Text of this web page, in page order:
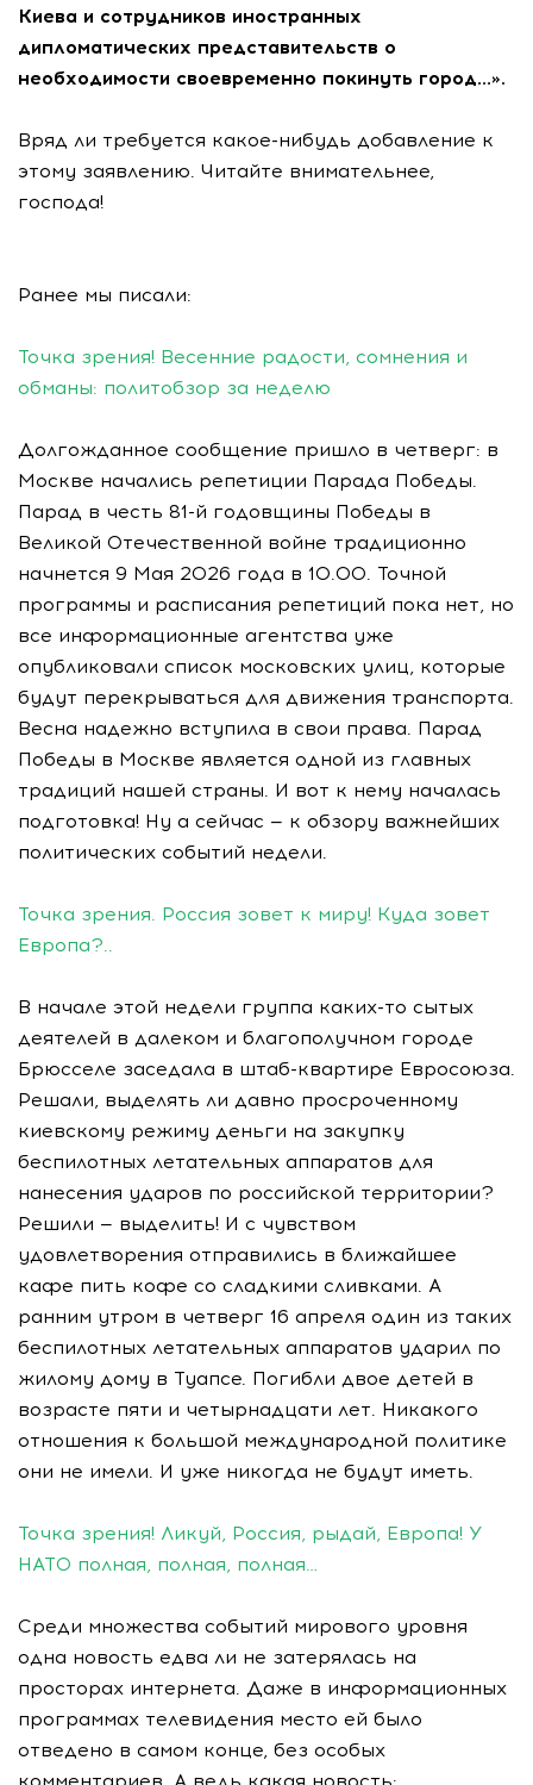
Киева и сотрудников иностранных
дипломатических представительств о
необходимости своевременно покинуть город…».
Вряд ли требуется какое-нибудь добавление к
этому заявлению. Читайте внимательнее,
господа!
Ранее мы писали:
Точка зрения! Весенние радости, сомнения и
обманы: политобзор за неделю
Долгожданное сообщение пришло в четверг: в
Москве начались репетиции Парада Победы.
Парад в честь 81-й годовщины Победы в
Великой Отечественной войне традиционно
начнется 9 Мая 2026 года в 10.00. Точной
программы и расписания репетиций пока нет, но
все информационные агентства уже
опубликовали список московских улиц, которые
будут перекрываться для движения транспорта.
Весна надежно вступила в свои права. Парад
Победы в Москве является одной из главных
традиций нашей страны. И вот к нему началась
подготовка! Ну а сейчас — к обзору важнейших
политических событий недели.
Точка зрения. Россия зовет к миру! Куда зовет
Европа?..
В начале этой недели группа каких-то сытых
деятелей в далеком и благополучном городе
Брюсселе заседала в штаб-квартире Евросоюза.
Решали, выделять ли давно просроченному
киевскому режиму деньги на закупку
беспилотных летательных аппаратов для
нанесения ударов по российской территории?
Решили — выделить! И с чувством
удовлетворения отправились в ближайшее
кафе пить кофе со сладкими сливками. А
ранним утром в четверг 16 апреля один из таких
беспилотных летательных аппаратов ударил по
жилому дому в Туапсе. Погибли двое детей в
возрасте пяти и четырнадцати лет. Никакого
отношения к большой международной политике
они не имели. И уже никогда не будут иметь.
Точка зрения! Ликуй, Россия, рыдай, Европа! У
НАТО полная, полная, полная…
Среди множества событий мирового уровня
одна новость едва ли не затерялась на
просторах интернета. Даже в информационных
программах телевидения место ей было
отведено в самом конце, без особых